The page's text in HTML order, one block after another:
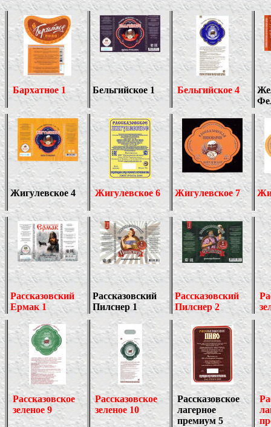
Бархатное 1 Бельгийское 1 Бельгийское 4
Жигулевское 4 Жигулевское6 Жигулевское7
Рассказовский
Ермак 1
Рассказовский
Пилснер 1
Рассказовский
Пилснер 2
Рассказовское
зеленое 9
Рассказовское
зеленое 10
Рассказовское
лагерное
премиум 5